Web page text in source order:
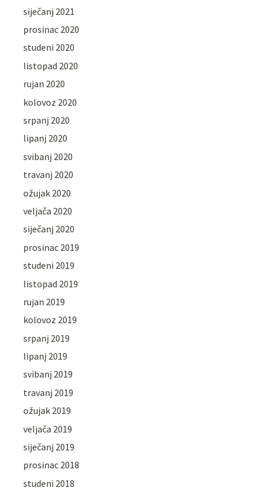
siječanj 2021
prosinac 2020
studeni 2020
listopad 2020
rujan 2020
kolovoz 2020
srpanj 2020
lipanj 2020
svibanj 2020
travanj 2020
ožujak 2020
veljača 2020
siječanj 2020
prosinac 2019
studeni 2019
listopad 2019
rujan 2019
kolovoz 2019
srpanj 2019
lipanj 2019
svibanj 2019
travanj 2019
ožujak 2019
veljača 2019
siječanj 2019
prosinac 2018
studeni 2018